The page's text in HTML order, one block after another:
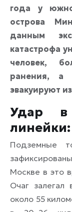
года у
острова
данным
катастрофа
человек,
ранения, а
эвакуируют
Удар в
Подземные
Москве в это
Очаг залегал
около 55